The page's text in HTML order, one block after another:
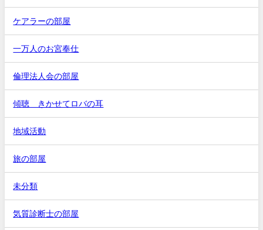
ケアラーの部屋
一万人のお宮奉仕
倫理法人会の部屋
傾聴 きかせてロバの耳
地域活動
旅の部屋
未分類
気質診断士の部屋